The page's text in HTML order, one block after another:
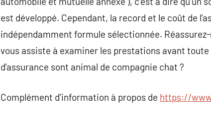
est développé. Cependant, la record et le coût de
indépendamment formule sélectionnée.
vous assiste à examiner les prestations avant
d’assurance sont animal de compagnie chat ?
Complément d’information à propos de https://